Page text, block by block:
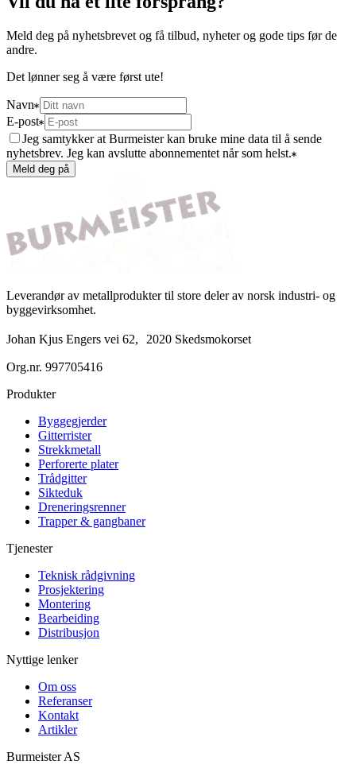
Meld deg på nyhetsbrevet og få tilbud, nyheter og gode tips før de
andre.
Det lønner seg å være først ute!
Navn
E-post
Jeg samtykker at Burmeister kan bruke mine data til å sende
nyhetsbrev. Jeg kan avslutte abonnementet når som helst.
Meld deg på
Leverandør av metallprodukter til store deler av norsk industri- og
byggevirksomhet.
Johan Kjus Engers vei 62, 2020 Skedsmokorset
Org.nr. 997705416
Produkter
Byggegjerder
Gitterrister
Strekkmetall
Perforerte plater
Trådgitter
Sikteduk
Dreneringsrenner
Trapper & gangbaner
Tjenester
Teknisk rådgivning
Prosjektering
Montering
Bearbeiding
Distribusjon
Nyttige lenker
Om oss
Referanser
Kontakt
Artikler
BurmeisterAS